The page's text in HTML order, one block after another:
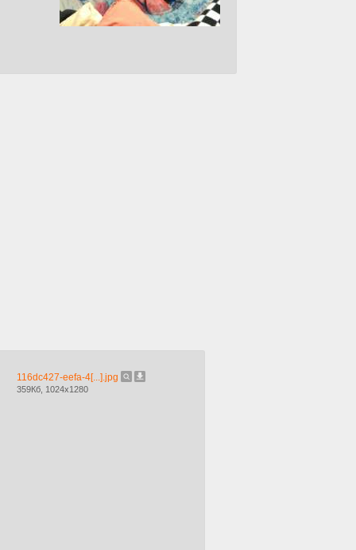
116dc427-eefa-4[...].jpg
359Кб, 1024x1280